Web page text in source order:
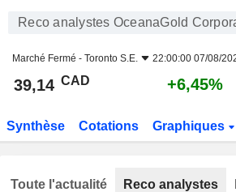
Reco analystes OceanaGold
Marché Fermé - Toronto S.E. 22:00:00 07/08/
39,14 CAD +6,45%
Synthèse Cotations Graphiques
Toute l'actualité Reco analystes